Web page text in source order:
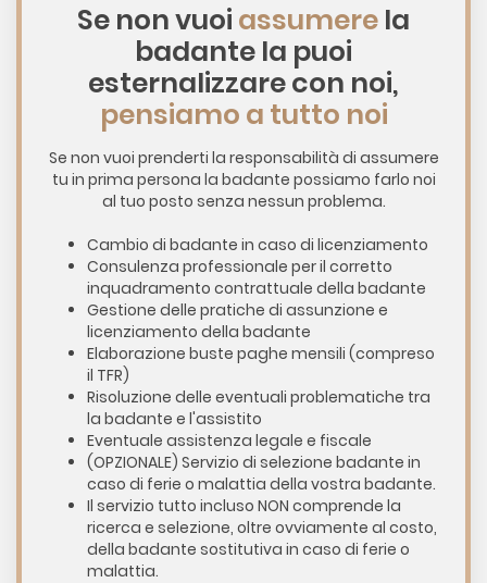
Se non vuoi assumere la
badante la puoi
esternalizzare con noi,
pensiamo a tutto noi
Se non vuoi prenderti la responsabilità di assumere
tu in prima persona la badante possiamo farlo noi
al tuo posto senza nessun problema.
Cambio di badante in caso di licenziamento
Consulenza professionale per il corretto
inquadramento contrattuale della badante
Gestione delle pratiche di assunzione e
licenziamento della badante
Elaborazione buste paghe mensili (compreso
il TFR)
Risoluzione delle eventuali problematiche tra
la badante e l'assistito
Eventuale assistenza legale e fiscale
(OPZIONALE) Servizio di selezione badante in
caso di ferie o malattia della vostra badante.
Il servizio tutto incluso NON comprende la
ricerca e selezione, oltre ovviamente al costo,
della badante sostitutiva in caso di ferie o
malattia.